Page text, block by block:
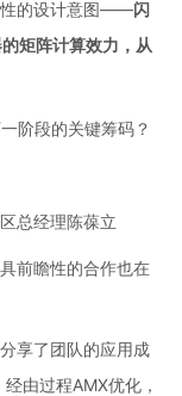
性的设计意图——闪
矩阵计算效力，从
总经理陈葆立
前瞻性的合作也在
享了团队的应用成
由过程AMX优化，